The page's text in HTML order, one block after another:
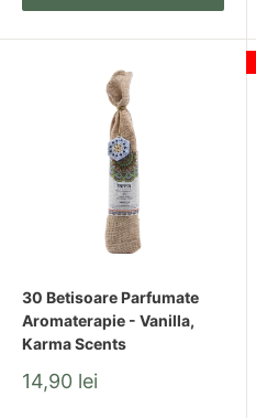
30 Betisoare Parfumate
Aromaterapie - Vanilla,
Karma Scents
Pret
redus
14,90 lei